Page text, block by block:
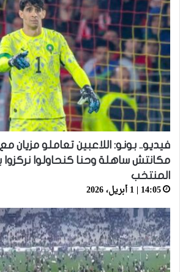
فيديو.. بونو: اللاعبين تعاملو مزيان مع
مكانتش ساهلة وحنا كنحاولوا نركزوا
المنتخب
14:05 | 1 أبريل، 2026